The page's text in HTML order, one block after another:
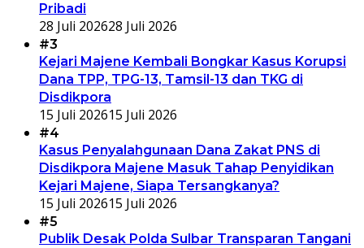
Pribadi
28 Juli 202628 Juli 2026
#3
Kejari Majene Kembali Bongkar Kasus Korupsi
Dana TPP, TPG-13, Tamsil-13 dan TKG di
Disdikpora
15 Juli 202615 Juli 2026
#4
Kasus Penyalahgunaan Dana Zakat PNS di
Disdikpora Majene Masuk Tahap Penyidikan
Kejari Majene, Siapa Tersangkanya?
15 Juli 202615 Juli 2026
#5
Publik Desak Polda Sulbar Transparan Tangani